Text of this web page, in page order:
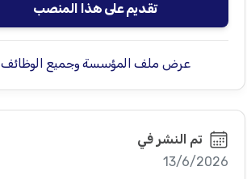
تقديم على هذا المنصب
عرض ملف المؤسسة وجميع الوظائف
تم النشر في
13/6/2026